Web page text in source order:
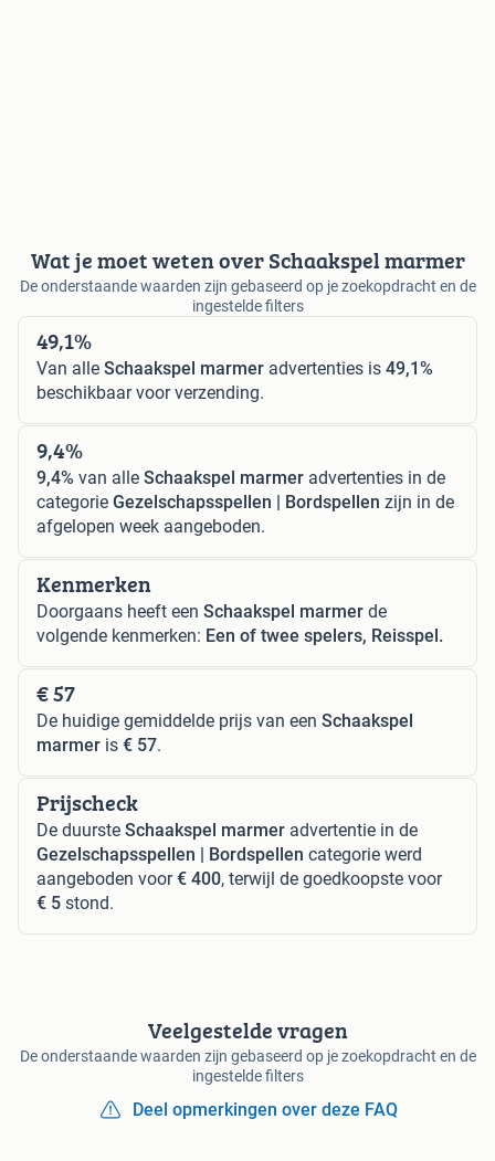
Wat je moet weten over Schaakspel marmer
De onderstaande waarden zijn gebaseerd op je zoekopdracht en de
ingestelde filters
49,1%
Van alle Schaakspel marmer advertenties is 49,1%
beschikbaar voor verzending.
9,4%
9,4% van alle Schaakspel marmer advertenties in de
categorie Gezelschapsspellen | Bordspellen zijn in de
afgelopen week aangeboden.
Kenmerken
Doorgaans heeft een Schaakspel marmer de
volgende kenmerken: Een of twee spelers, Reisspel.
€ 57
De huidige gemiddelde prijs van een Schaakspel
marmer is € 57.
Prijscheck
De duurste Schaakspel marmer advertentie in de
Gezelschapsspellen | Bordspellen categorie werd
aangeboden voor€ 400, terwijl de goedkoopste voor
€ 5 stond.
Veelgestelde vragen
De onderstaande waarden zijn gebaseerd op je zoekopdracht en de
ingestelde filters
Deel opmerkingen over deze FAQ